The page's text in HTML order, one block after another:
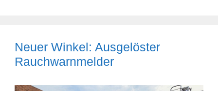
Neuer Winkel: Ausgelöster
Rauchwarnmelder